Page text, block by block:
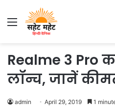
Menu
Realme 3 Pro
लॉन्च, जानें
admin April 29, 2019 1